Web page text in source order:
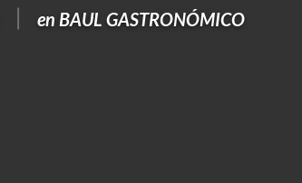
en BAUL GASTRONÓMICO